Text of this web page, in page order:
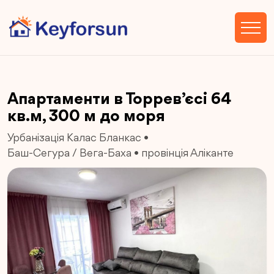
Апартаменти в Торрев’єсі 64
кв.м, 300 м до моря
Урбанізація Калас Бланкас •
Баш-Сегура / Вега-Баха • провінція Аліканте